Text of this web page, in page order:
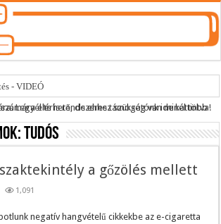
- VIDEÓ
2.0
letöltése
Legyél te is rendszeres támogatónk ide kattintva!
tudós
a gőzölés mellett
1,091
negatív hangvételű cikkekbe az e-cigaretta